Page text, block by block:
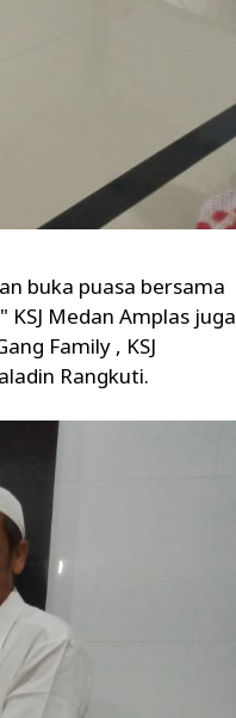
buka puasa bersama
Medan Amplas juga
Family , KSJ
Rangkuti.